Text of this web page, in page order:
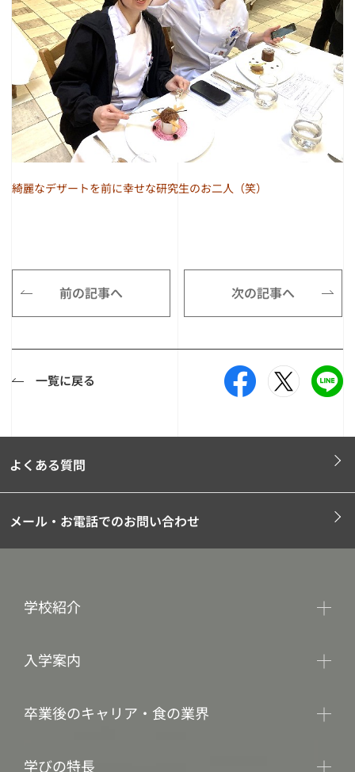
綺麗なデザートを前に幸せな研究生のお二人（笑）
前の記事へ 次の記事へ
一覧に戻る
よくある質問
メール・お電話でのお問い合わせ
学校紹介
入学案内
卒業後のキャリア・食の業界
学びの特長